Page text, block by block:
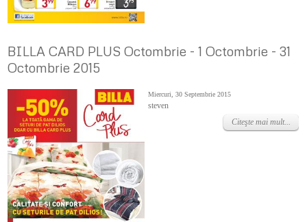
BILLA CARD PLUS Octombrie - 1 Octombrie - 31
Octombrie 2015
Miercuri, 30 Septembrie 2015
steven
Citeşte mai mult...